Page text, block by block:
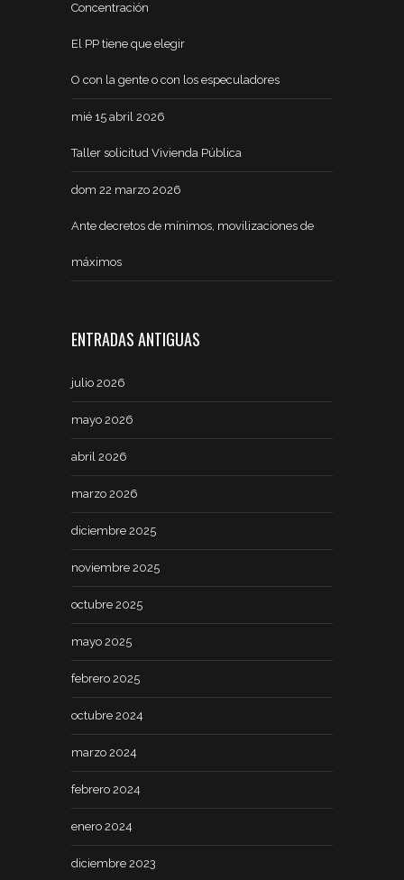
Concentración
El PP tiene que elegir
O con la gente o con los especuladores
mié 15 abril 2026
Taller solicitud Vivienda Pública
dom 22 marzo 2026
Ante decretos de mínimos, movilizaciones de
máximos
ENTRADAS ANTIGUAS
julio 2026
mayo 2026
abril 2026
marzo 2026
diciembre 2025
noviembre 2025
octubre 2025
mayo 2025
febrero 2025
octubre 2024
marzo 2024
febrero 2024
enero 2024
diciembre 2023